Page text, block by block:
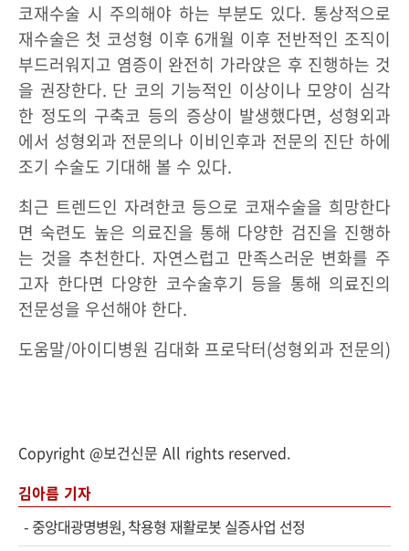
코재수술 시 주의해야 하는 부분도 있다. 통상적으로
재수술은 첫 코성형 이후 6개월 이후 전반적인 조직이
부드러워지고 염증이 완전히 가라앉은 후 진행하는 것
을 권장한다. 단 코의 기능적인 이상이나 모양이 심각
한 정도의 구축코 등의 증상이 발생했다면, 성형외과
에서 성형외과 전문의나 이비인후과 전문의 진단 하에
조기 수술도 기대해 볼 수 있다.
최근 트렌드인 자려한코 등으로 코재수술을 희망한다
면 숙련도 높은 의료진을 통해 다양한 검진을 진행하
는 것을 추천한다. 자연스럽고 만족스러운 변화를 주
고자 한다면 다양한 코수술후기 등을 통해 의료진의
전문성을 우선해야 한다.
도움말/아이디병원 김대화 프로닥터(성형외과 전문의)
Copyright @보건신문 All rights reserved.
김아름 기자
-중앙대광명병원, 착용형 재활로봇 실증사업 선정